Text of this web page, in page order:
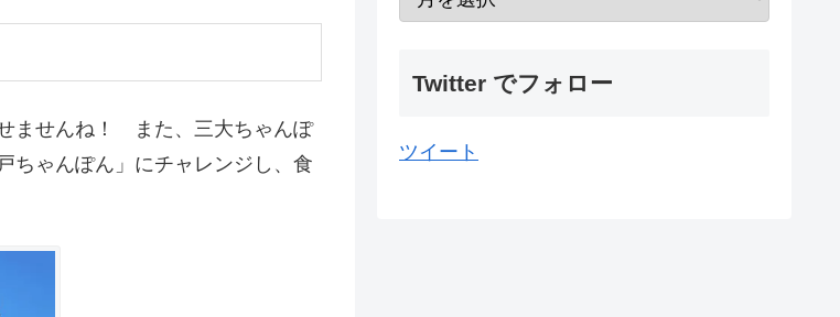
ませんね！ また、三大ちゃんぽ
ちゃんぽん」にチャレンジし、食
Twitter でフォロー
ツイート